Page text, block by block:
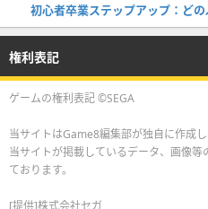
初心者卒業ステップアップ：ど
権利表記
ゲームの権利表記 ©SEGA
当サイトはGame8編集部が独自に作成
当サイトが掲載しているデータ、画像
ております。
[提供]株式会社セガ